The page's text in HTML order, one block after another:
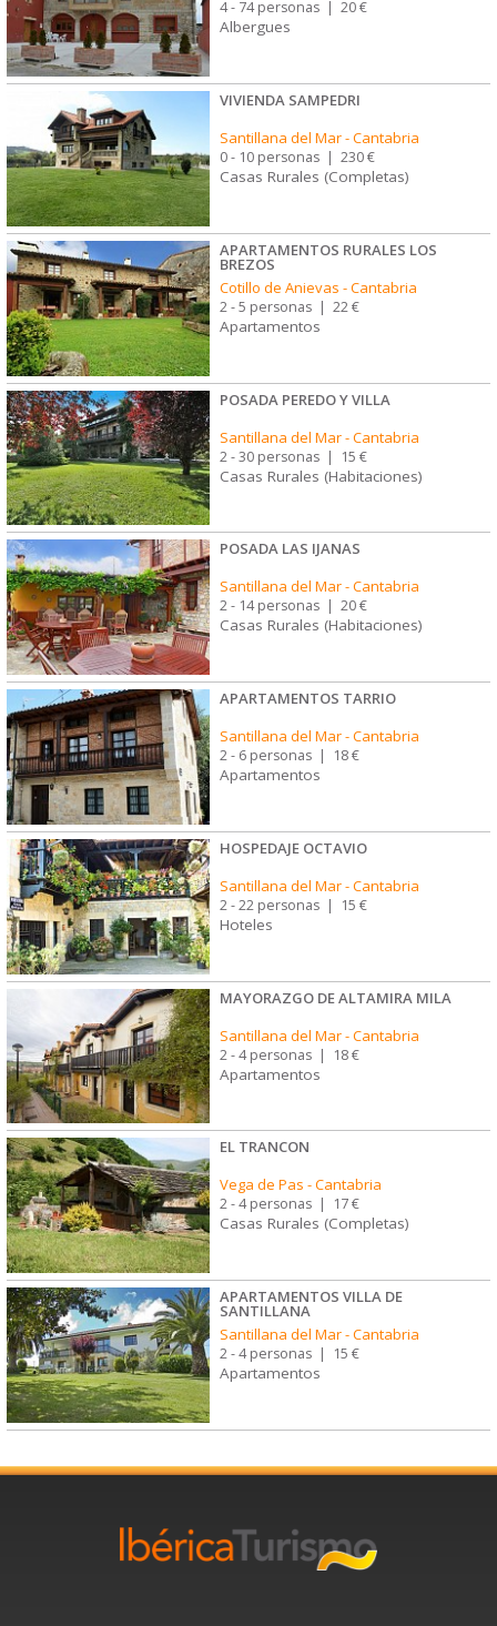
4 - 74 personas | 20 €
Albergues
VIVIENDA SAMPEDRI
Santillana del Mar-Cantabria
0 - 10 personas | 230 €
Casas Rurales (Completas)
APARTAMENTOS RURALES LOS
BREZOS
Cotillo de Anievas -Cantabria
2 - 5 personas | 22 €
Apartamentos
POSADA PEREDO Y VILLA
Santillana del Mar-Cantabria
2 - 30 personas | 15 €
Casas Rurales (Habitaciones)
POSADA LAS IJANAS
Santillana del Mar-Cantabria
2 - 14 personas | 20 €
Casas Rurales (Habitaciones)
APARTAMENTOS TARRIO
Santillana del Mar-Cantabria
2 - 6 personas | 18 €
Apartamentos
HOSPEDAJE OCTAVIO
Santillana del Mar-Cantabria
2 - 22 personas | 15 €
Hoteles
MAYORAZGO DE ALTAMIRA MILA
Santillana del Mar-Cantabria
2 - 4 personas | 18 €
Apartamentos
EL TRANCON
Vega de Pas -Cantabria
2 - 4 personas | 17 €
Casas Rurales (Completas)
APARTAMENTOS VILLA DE
SANTILLANA
Santillana del Mar-Cantabria
2 - 4 personas | 15 €
Apartamentos